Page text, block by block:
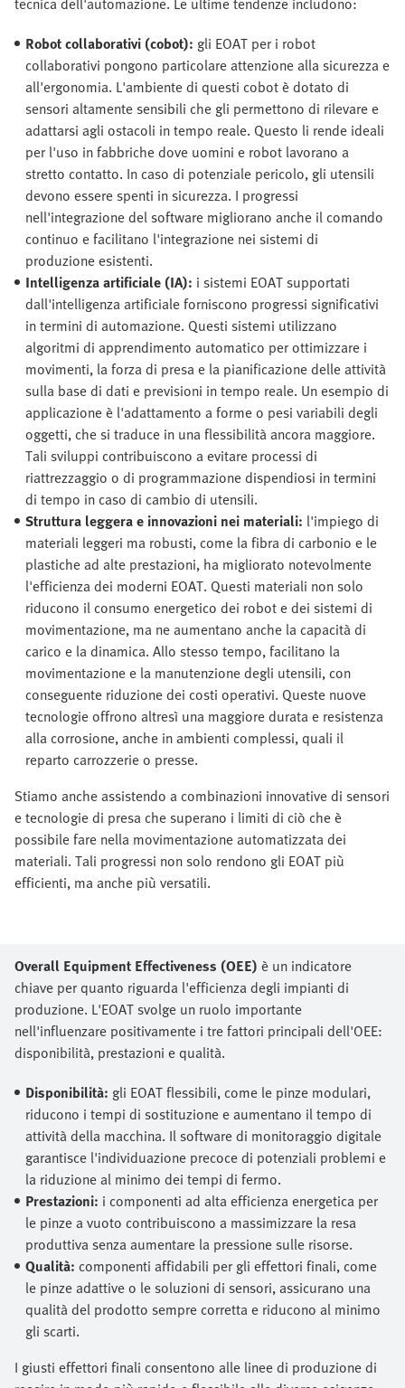
Robot collaborativi (cobot): gli EOAT per i robot
collaborativi pongono particolare attenzione alla sicurezza e
all'ergonomia. L'ambiente di questi cobot è dotato di
sensori altamente sensibili che gli permettono di rilevare e
adattarsi agli ostacoli in tempo reale. Questo li rende ideali
per l'uso in fabbriche dove uomini e robot lavorano a
stretto contatto. In caso di potenziale pericolo, gli utensili
devono essere spenti in sicurezza. I progressi
nell'integrazione del software migliorano anche il comando
continuo e facilitano l'integrazione nei sistemi di
produzione esistenti.
Intelligenza artificiale (IA): i sistemi EOAT supportati
dall'intelligenza artificiale forniscono progressi significativi
in termini di automazione. Questi sistemi utilizzano
algoritmi di apprendimento automatico per ottimizzare i
movimenti, la forza di presa e la pianificazione delle attività
sulla base di dati e previsioni in tempo reale. Un esempio di
applicazione è l'adattamento a forme o pesi variabili degli
oggetti, che si traduce in una flessibilità ancora maggiore.
Tali sviluppi contribuiscono a evitare processi di
riattrezzaggio o di programmazione dispendiosi in termini
di tempo in caso di cambio di utensili.
Struttura leggera e innovazioni nei materiali: l'impiego di
materiali leggeri ma robusti, come la fibra di carbonio e le
plastiche ad alte prestazioni, ha migliorato notevolmente
l'efficienza dei moderni EOAT. Questi materiali non solo
riducono il consumo energetico dei robot e dei sistemi di
movimentazione, ma ne aumentano anche la capacità di
carico e la dinamica. Allo stesso tempo, facilitano la
movimentazione e la manutenzione degli utensili, con
conseguente riduzione dei costi operativi. Queste nuove
tecnologie offrono altresì una maggiore durata e resistenza
alla corrosione, anche in ambienti complessi, quali il
reparto carrozzerie o presse.
Stiamo anche assistendo a combinazioni innovative di sensori
e tecnologie di presa che superano i limiti di ciò che è
possibile fare nella movimentazione automatizzata dei
materiali. Tali progressi non solo rendono gli EOAT più
efficienti, ma anche più versatili.
Overall Equipment Effectiveness (OEE) è un indicatore
chiave per quanto riguarda l'efficienza degli impianti di
produzione. L'EOAT svolge un ruolo importante
nell'influenzare positivamente i tre fattori principali dell'OEE:
disponibilità, prestazioni e qualità.
Disponibilità: gli EOAT flessibili, come le pinze modulari,
riducono i tempi di sostituzione e aumentano il tempo di
attività della macchina. Il software di monitoraggio digitale
garantisce l'individuazione precoce di potenziali problemi e
la riduzione al minimo dei tempi di fermo.
Prestazioni: i componenti ad alta efficienza energetica per
le pinze a vuoto contribuiscono a massimizzare la resa
produttiva senza aumentare la pressione sulle risorse.
Qualità: componenti affidabili per gli effettori finali, come
le pinze adattive o le soluzioni di sensori, assicurano una
qualità del prodotto sempre corretta e riducono al minimo
gli scarti.
I giusti effettori finali consentono alle linee di produzione di